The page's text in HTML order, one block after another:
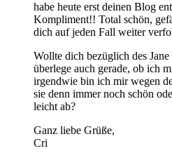
habe heute erst deinen Blog
Kompliment!! Total schön,
dich auf jeden Fall weiter
Wollte dich bezüglich des
überlege auch gerade, ob ich
irgendwie bin ich mir wegen
sie denn immer noch schön
leicht ab?
Ganz liebe Grüße,
Cri